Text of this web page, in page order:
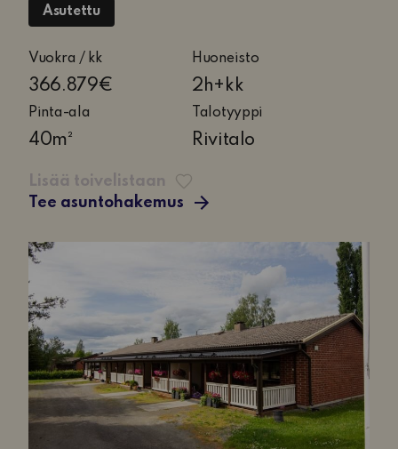
Asutettu
Vuokra / kk
366.879€
Huoneisto
2h+kk
2
huonetta
keittokomero
Pinta-ala
40m²
Talotyyppi
Rivitalo
Lisää toivelistaan
Tee asuntohakemus